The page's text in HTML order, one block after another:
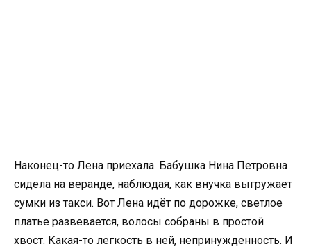
Наконец-то Лена приехала. Бабушка Нина Петровна
сидела на веранде, наблюдая, как внучка выгружает
сумки из такси. Вот Лена идёт по дорожке, светлое
платье развевается, волосы собраны в простой
хвост. Какая-то легкость в ней, непринужденность. И